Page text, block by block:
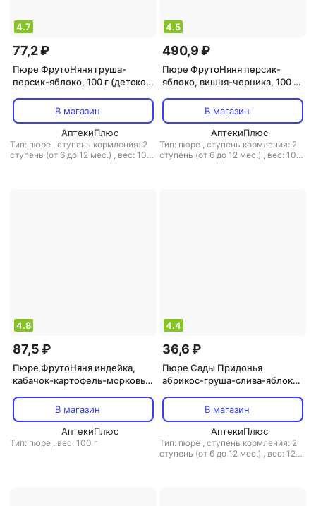
4.7
77,2 ₽
Пюре ФрутоНяня груша-
персик-яблоко, 100 г (детское
В магазин
АптекиПлюс
Тип: пюре , ступень кормления: 2
ступень (от 6 до 12 мес.) , вес: 100
4.5
490,9 ₽
Пюре ФрутоНяня персик-
яблоко, вишня-черника, 100 г
В магазин
АптекиПлюс
Тип: пюре , ступень кормления: 2
ступень (от 6 до 12 мес.) , вес: 100
4.8
87,5 ₽
Пюре ФрутоНяня индейка,
кабачок-картофель-морковь,
В магазин
АптекиПлюс
Тип: пюре , вес: 100 г
4.4
36,6 ₽
Пюре Сады Придонья
абрикос-груша-слива-яблоко,
сливками-с творогом, 120 г
(детское пюре)
В магазин
АптекиПлюс
Тип: пюре , ступень кормления: 2
ступень (от 6 до 12 мес.) , вес: 120